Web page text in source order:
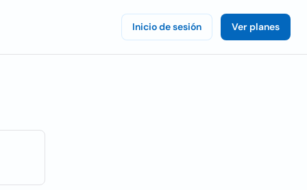
Inicio de sesión Ver planes